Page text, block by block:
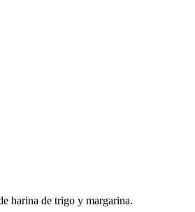
harina de trigo y margarina.